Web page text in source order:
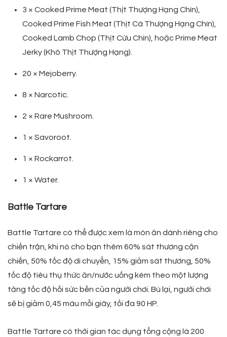
3 × Cooked Prime Meat (Thịt Thượng Hạng Chín),
Cooked Prime Fish Meat (Thịt Cá Thượng Hạng Chín),
Cooked Lamb Chop (Thịt Cừu Chín), hoặc Prime Meat
Jerky (Khô Thịt Thượng Hạng).
20 × Mejoberry.
8 × Narcotic.
2 × Rare Mushroom.
1 × Savoroot.
1 × Rockarrot.
1 × Water.
Battle Tartare
Battle Tartare có thể được xem là món ăn dành riêng cho
chiến trận, khi nó cho bạn thêm 60% sát thương cận
chiến, 50% tốc độ di chuyển, 15% giảm sát thương, 50%
tốc độ tiêu thụ thức ăn/nước uống kèm theo một lượng
tăng tốc độ hồi sức bền của người chơi. Bù lại, người chơi
sẽ bị giảm 0,45 máu mỗi giây, tối đa 90 HP.
Battle Tartare có thời gian tác dụng tổng cộng là 200